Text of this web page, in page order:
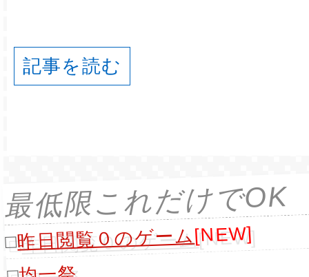
記事を読む
最低限これだけでOK
□昨日閲覧０のゲーム[NEW]